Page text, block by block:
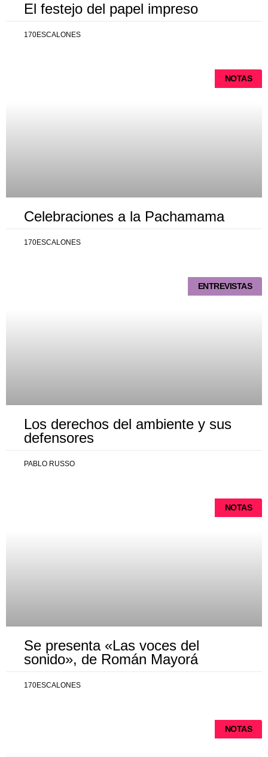
El festejo del papel impreso
170ESCALONES
NOTAS
Celebraciones a la Pachamama
170ESCALONES
ENTREVISTAS
Los derechos del ambiente y sus
defensores
PABLO RUSSO
NOTAS
Se presenta «Las voces del
sonido», de Román Mayorá
170ESCALONES
NOTAS